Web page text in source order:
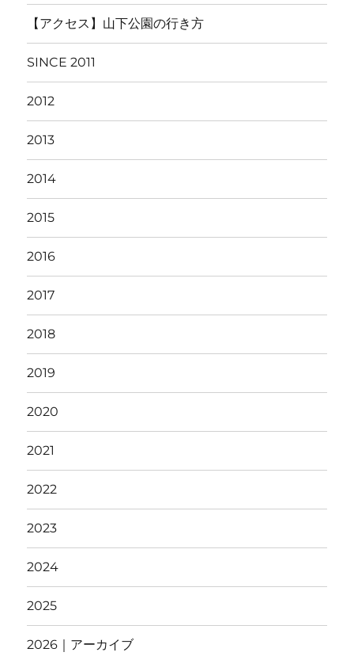
【アクセス】山下公園の行き方
SINCE 2011
2012
2013
2014
2015
2016
2017
2018
2019
2020
2021
2022
2023
2024
2025
2026｜アーカイブ